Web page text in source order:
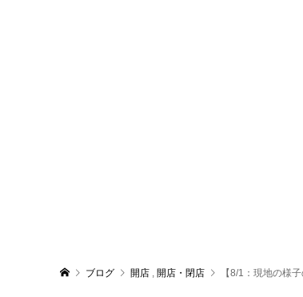
ブログ 開店 , 開店・閉店 【8/1：現地の様